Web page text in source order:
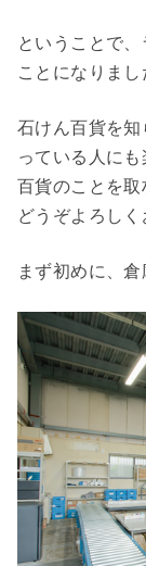
ということで
ことになりまし
石けん百貨を
っている人に
百貨のことを取
どうぞよろしく
まず初めに、